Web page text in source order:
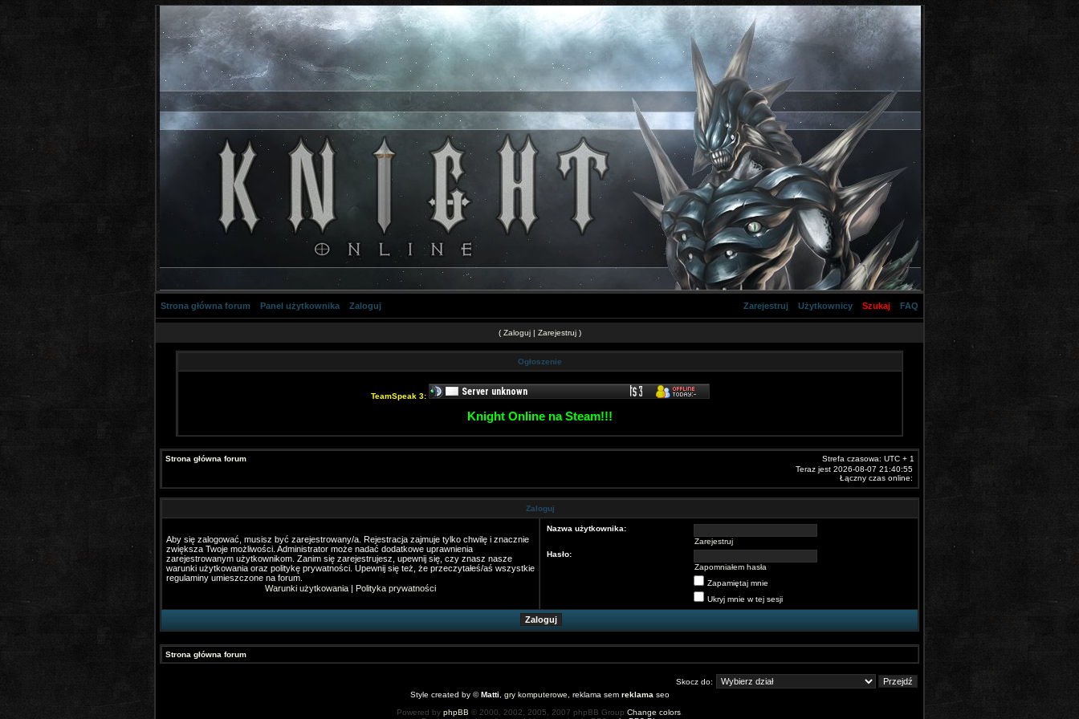
Strona główna forum Panel użytkownika Zaloguj FAQ
Szukaj
Użytkownicy
Zarejestruj
( Zaloguj| Zarejestruj)
Ogłoszenie
TeamSpeak 3:
Knight Online na Steam!!!
Strona główna forum
Strefa czasowa: UTC + 1
Teraz jest 2026-08-07 21:40:55
Łączny czas online:
Zaloguj
Aby się zalogować, musisz być zarejestrowany/a. Rejestracja zajmuje tylko chwilę i znacznie
zwiększa Twoje możliwości. Administrator może nadać dodatkowe uprawnienia
zarejestrowanym użytkownikom. Zanim się zarejestrujesz, upewnij się, czy znasz nasze
warunki użytkowania oraz politykę prywatności. Upewnij się też, że przeczytałeś/aś wszystkie
regulaminy umieszczone na forum.
Warunki użytkowania | Polityka prywatności
Nazwa użytkownika:
Zarejestruj
Hasło:
Zapomniałem hasła
Zapamiętaj mnie
Ukryj mnie w tej sesji
Strona główna forum
Skocz do:
Style created by ©Matti gry komputerowe , reklama sem reklama seo
Powered by phpBB © 2000, 2002, 2005, 2007 phpBB Group Change colors.